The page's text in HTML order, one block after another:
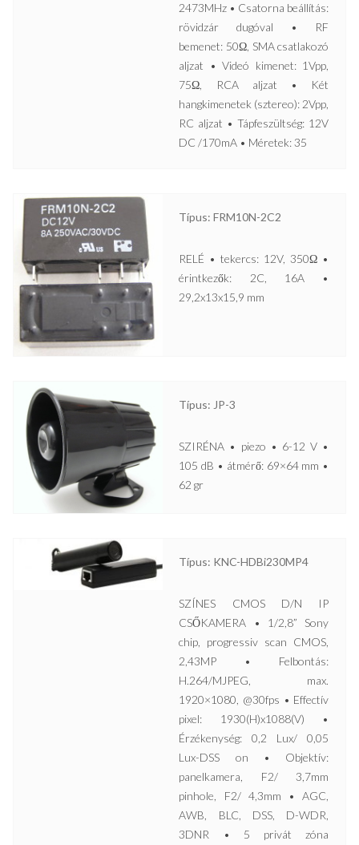
2473MHz • Csatorna beállítás:
rövidzár dugóval • RF
bemenet: 50Ω, SMA csatlakozó
aljzat • Videó kimenet: 1Vpp,
75Ω, RCA aljzat • Két
hangkimenetek (sztereo): 2Vpp,
RC aljzat • Tápfeszültség: 12V
DC /170mA • Méretek: 35
Típus: FRM10N-2C2
RELÉ • tekercs: 12V, 350Ω •
érintkezők: 2C, 16A •
29,2x13x15,9 mm
Típus: JP-3
SZIRÉNA • piezo • 6-12 V •
105 dB • átmérő: 69×64 mm •
62 gr
Típus: KNC-HDBi230MP4
SZÍNES CMOS D/N IP
CSŐKAMERA • 1/2,8” Sony
chip, progressiv scan CMOS,
2,43MP • Felbontás:
H.264/MJPEG, max.
1920×1080, @30fps • Effectív
pixel: 1930(H)x1088(V) •
Érzékenység: 0,2 Lux/ 0,05
Lux-DSS on • Objektív:
panelkamera, F2/ 3,7mm
pinhole, F2/ 4,3mm • AGC,
AWB, BLC, DSS, D-WDR,
3DNR • 5 privát zóna